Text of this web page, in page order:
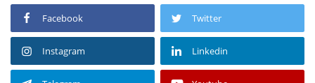
Facebook Twitter
Instagram Linkedin